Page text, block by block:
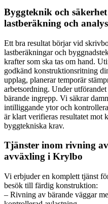
Byggteknik och
lastberäkning och analys
Ett bra resultat börjar vid
lastberäkningar och
krafter som ska tas om hand.
godkänd konstruktionsritning
upplag, planerar temporär
arbetsordning. Under
bärande ingrepp. Vi säkrar
intilliggande ytor och
är klart verifieras resultatet mot
byggtekniska krav.
Tjänster inom rivning
avväxling i Krylbo
Vi erbjuder en komplett tjänst
besök till färdig konstruktion:
– Rivning av bärande väggar